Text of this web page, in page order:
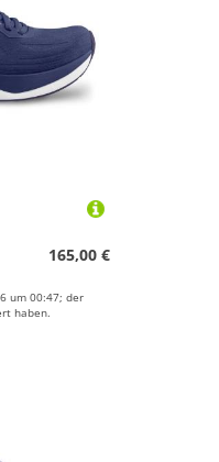
165,00 €
um 00:47; der
haben.